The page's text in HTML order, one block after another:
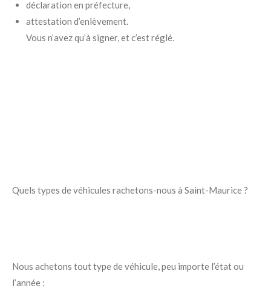
déclaration en préfecture,
attestation d’enlèvement.
Vous n’avez qu’à signer, et c’est réglé.
Quels types de véhicules rachetons-nous à Saint-Maurice ?
Nous achetons tout type de véhicule, peu importe l’état ou
l’année :